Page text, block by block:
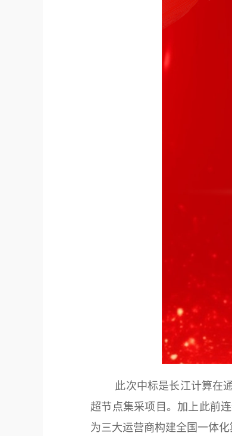
此次中标是长江计算在通
超节点集采项目。加上此前
为三大运营商构建全国一体化